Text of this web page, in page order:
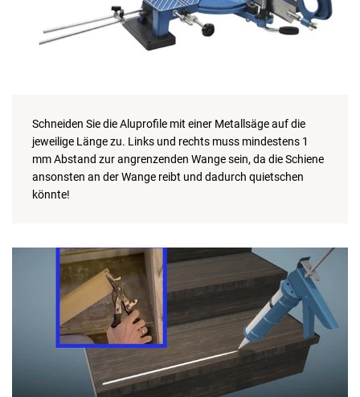
Schneiden Sie die Aluprofile mit einer Metallsäge auf die
jeweilige Länge zu. Links und rechts muss mindestens 1
mm Abstand zur angrenzenden Wange sein, da die Schiene
ansonsten an der Wange reibt und dadurch quietschen
könnte!